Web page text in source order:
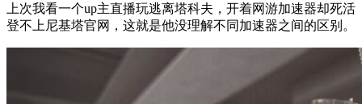
上次我看一个up主直播玩逃离塔科夫，开着网游加速器却死活
登不上尼基塔官网，这就是他没理解不同加速器之间的区别。